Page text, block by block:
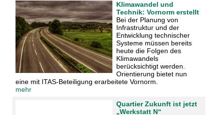
Klimawandel und
Technik: Vornorm erstellt
Bei der Planung von
Infrastruktur und der
Entwicklung technischer
Systeme müssen bereits
heute die Folgen des
Klimawandels
berücksichtigt werden.
Orientierung bietet nun
eine mit ITAS-Beteiligung erarbeitete Vornorm.
mehr
Quartier Zukunft ist jetzt
„Werkstatt N“